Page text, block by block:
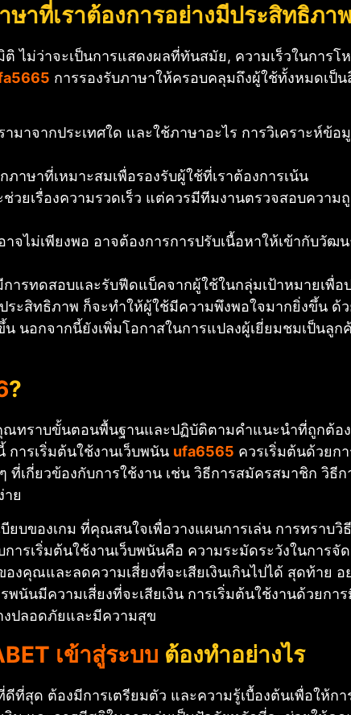
ษาที่เราต้องการอย่างมีประสิทธิภา
ไม่ว่าจะเป็นการแสดงผลที่ทันสมัย, ความเร็วในการ
การรองรับภาษาให้ครอบคลุมถึงผู้ใช้ทั้งหมดเป็
มาจากประเทศใด และใช้ภาษาอะไร การวิเคราะห์ข้อ
าษาที่เหมาะสมเพื่อรองรับผู้ใช้ที่เราต้องการเน้น
วยเรื่องความรวดเร็ว แต่ควรมีทีมงานตรวจสอบความ
จไม่เพียงพอ อาจต้องการการปรับเนื้อหาให้เข้ากับวัฒ
ารทดสอบและรับฟีดแบ็คจากผู้ใช้ในกลุ่มเป้าหมายเพื่อ
ระสิทธิภาพ ก็จะทำให้ผู้ใช้มีความพึงพอใจมากยิ่งขึ้น ด้
นอกจากนี้ยังเพิ่มโอกาสในการแปลงผู้เยี่ยมชมเป็นลูก
?
ณทราบขั้นตอนพื้นฐานและปฏิบัติตามคำแนะนำที่ถูกต้อ
ารเริ่มต้นใช้งานเว็บพนัน ufa6565 ควรเริ่มต้นด้วยก
เกี่ยวข้องกับการใช้งาน เช่น วิธีการสมัครสมาชิก วิธีก
าย
บของเกม ที่คุณสนใจเพื่อวางแผนการเล่น การทราบวิ
รเริ่มต้นใช้งานเว็บพนันคือ ความระมัดระวังในการจั
คุณและลดความเสี่ยงที่จะเสียเงินเกินไปได้ สุดท้าย อ
นันมีความเสี่ยงที่จะเสียเงิน การเริ่มต้นใช้งานด้วยกา
งปลอดภัยและมีความสุข
เข้าสู่ระบบ ต้องทำอย่างไร
สุด ต้องมีการเตรียมตัว และความรู้เบื้องต้นเพื่อให้กา